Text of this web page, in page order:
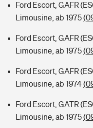
Ford Escort, GAFR
Limousine, ab 1975
Ford Escort, GAFR
Limousine, ab 1975
Ford Escort, GAFR
Limousine, ab 1974
Ford Escort, GATR
Limousine, ab 1975